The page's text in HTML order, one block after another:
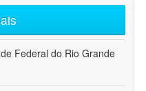
Federal do Rio Grande